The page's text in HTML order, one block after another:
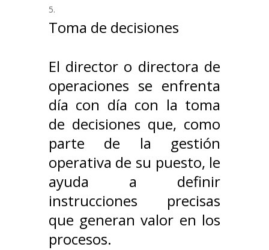
Toma de decisiones
El director o directora de
operaciones se enfrenta
día con día con la toma
de decisiones que, como
parte de la gestión
operativa de su puesto, le
ayuda a definir
instrucciones precisas
que generan valor en los
procesos.